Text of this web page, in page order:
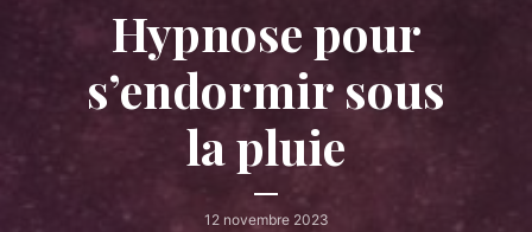
Hypnose pour
s’endormir sous
la pluie
12 novembre 2023